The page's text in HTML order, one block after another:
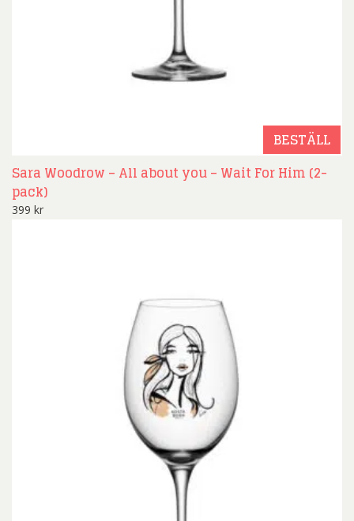
BESTÄLL
Sara Woodrow – All about you – Wait For Him (2-
pack)
399 kr